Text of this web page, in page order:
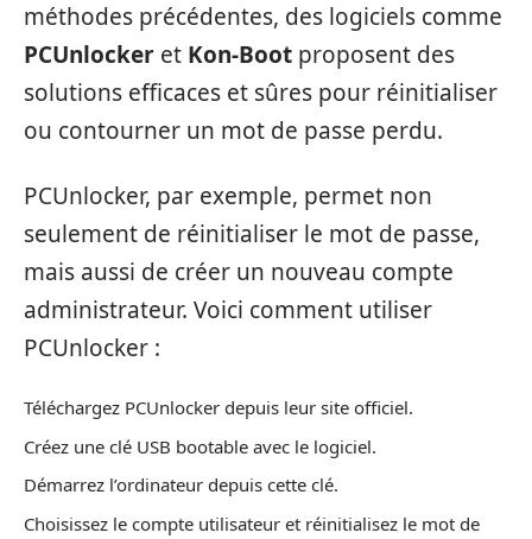
méthodes précédentes, des logiciels comme
PCUnlocker et Kon-Boot proposent des
solutions efficaces et sûres pour réinitialiser
ou contourner un mot de passe perdu.
PCUnlocker, par exemple, permet non
seulement de réinitialiser le mot de passe,
mais aussi de créer un nouveau compte
administrateur. Voici comment utiliser
PCUnlocker :
Téléchargez PCUnlocker depuis leur site officiel.
Créez une clé USB bootable avec le logiciel.
Démarrez l’ordinateur depuis cette clé.
Choisissez le compte utilisateur et réinitialisez le mot de